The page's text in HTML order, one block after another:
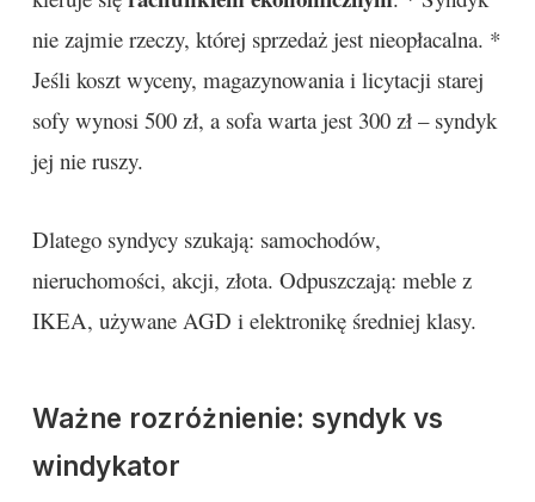
nie zajmie rzeczy, której sprzedaż jest nieopłacalna. *
Jeśli koszt wyceny, magazynowania i licytacji starej
sofy wynosi 500 zł, a sofa warta jest 300 zł – syndyk
jej nie ruszy.
Dlatego syndycy szukają: samochodów,
nieruchomości, akcji, złota. Odpuszczają: meble z
IKEA, używane AGD i elektronikę średniej klasy.
Ważne rozróżnienie: syndyk vs
windykator